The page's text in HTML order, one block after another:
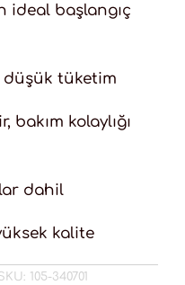
ideal başlangıç
tüketim
bakım kolaylığı
dahil
kalite
105-340701